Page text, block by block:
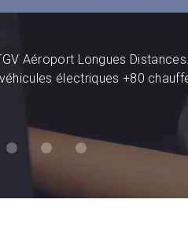
Aéroport Longues Distances.
électriques +80